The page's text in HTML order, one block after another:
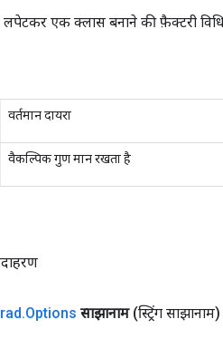
एक क्लास बनाने की फ़ैक्टरी
वर्तमान दायरा
वैकल्पिक गुण मान रखता है
.Options साझानाम (स्ट्रिंग साझानाम)